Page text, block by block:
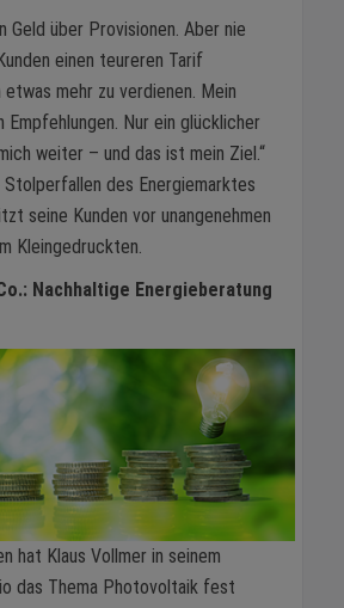
Geld über Provisionen. Aber nie
einen teureren Tarif
etwas mehr zu verdienen. Mein
Nur ein glücklicher
weiter – und das ist mein Ziel.“
des Energiemarktes
seine Kunden vor unangenehmen
Kleingedruckten.
Nachhaltige Energieberatung
hat Klaus Vollmer in seinem
das Thema Photovoltaik fest